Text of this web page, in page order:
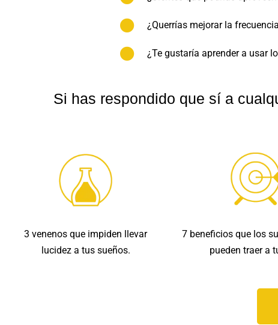
¿Querrías mejorar la
¿Te gustaría aprender a usar
Si has respondido que sí a
3 venenos que impiden llevar
lucidez a tus sueños.
7 beneficios que los
pueden traer a